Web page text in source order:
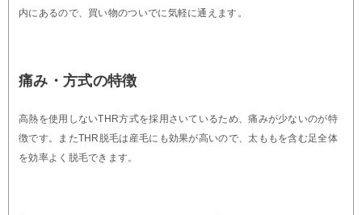
内にあるので、買い物のついでに気軽に通えます。
痛み・方式の特徴
高熱を使用しないTHR方式を採用さいているため、痛みが少ないのが特
徴です。またTHR脱毛は産毛にも効果が高いので、太ももを含む足全体
を効率よく脱毛できます。